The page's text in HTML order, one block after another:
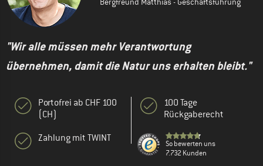
"Wir alle müssen mehr Verantwortung
übernehmen, damit die Natur uns erhalten bleibt."
Portofrei ab CHF 100
(CH)
Zahlung mit TWINT
100 Tage
Rückgaberecht
So bewerten uns
7.732 Kunden